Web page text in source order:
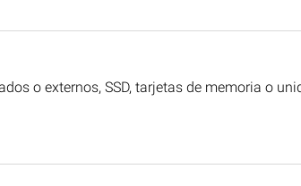
o externos, SSD, tarjetas de memoria o